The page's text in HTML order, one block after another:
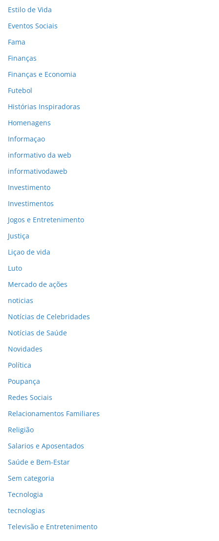
Estilo de Vida
Eventos Sociais
Fama
Finanças
Finanças e Economia
Futebol
Histórias Inspiradoras
Homenagens
Informaçao
informativo da web
informativodaweb
Investimento
Investimentos
Jogos e Entretenimento
Justiça
Liçao de vida
Luto
Mercado de ações
noticias
Notícias de Celebridades
Notícias de Saúde
Novidades
Política
Poupança
Redes Sociais
Relacionamentos Familiares
Religião
Salarios e Aposentados
Saúde e Bem-Estar
Sem categoria
Tecnologia
tecnologias
Televisão e Entretenimento